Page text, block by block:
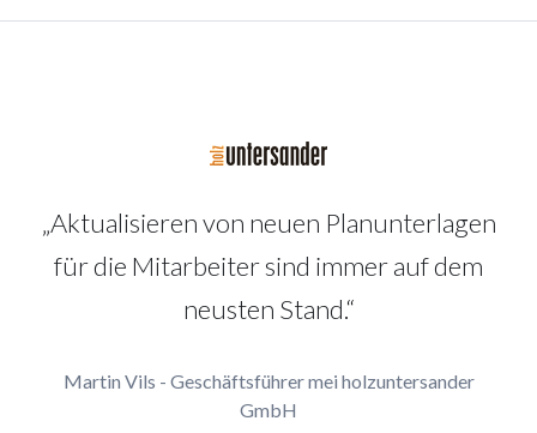
„Aktualisieren von neuen Planunterlagen
für die Mitarbeiter sind immer auf dem
neusten Stand.“
Martin Vils - Geschäftsführer mei holzuntersander
GmbH